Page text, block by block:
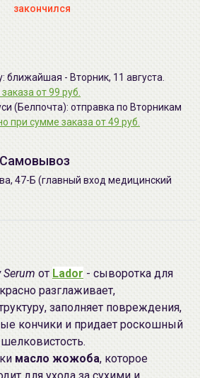
закончился
ближайшая - Вторник, 11 августа.
от 99 руб.
(Белпочта): отправка по Вторникам
при сумме заказа от 49 руб.
47-Б (главный вход медицинский
Serum от Lador - сыворотка для
разглаживает,
заполняет повреждения,
кончики и придает роскошный
масло жожоба, которое